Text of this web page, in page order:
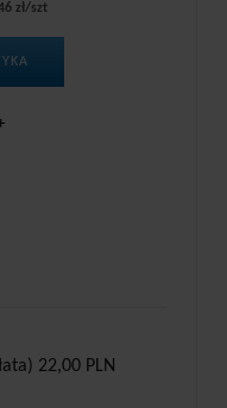
zł/szt
22,00 PLN